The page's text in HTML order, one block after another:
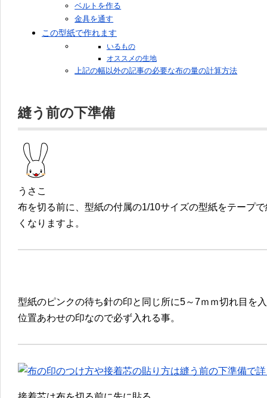
ベルトを作る
金具を通す
この型紙で作れます
いるもの
オススメの生地
上記の幅以外の記事の必要な布の量の計算方法
縫う前の下準備
うさこ
布を切る前に、型紙の付属の1/10サイズの型紙をテープ
くなりますよ。
型紙のピンクの待ち針の印と同じ所に5～7ｍｍ切れ目を
位置あわせの印なので必ず入れる事。